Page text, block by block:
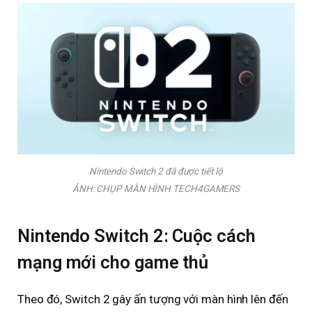
Nintendo Switch 2 đã được tiết lộ
ẢNH: CHỤP MÀN HÌNH TECH4GAMERS
Nintendo Switch 2: Cuộc cách
mạng mới cho game thủ
Theo đó, Switch 2 gây ấn tượng với màn hình lên đến